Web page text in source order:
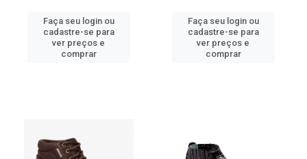
Faça seu login ou
cadastre-se para
ver preços e
comprar
Faça seu login ou
cadastre-se para
ver preços e
comprar